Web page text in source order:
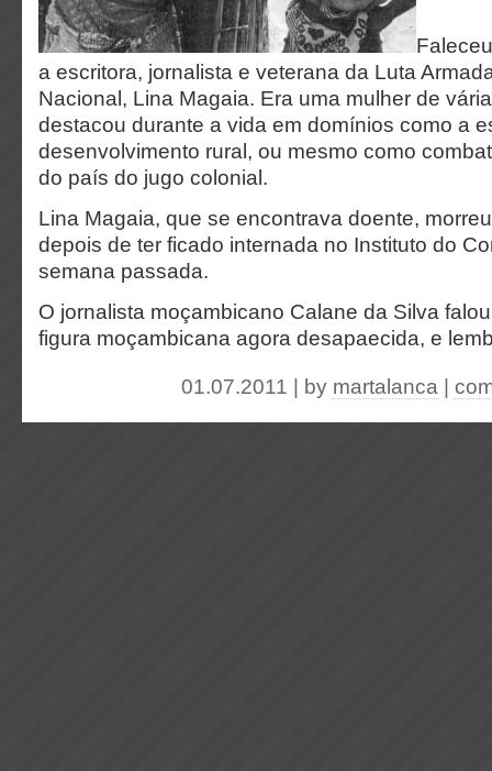
a escritora, jornalista e veterana da Luta
Nacional, Lina Magaia. Era uma mulher de
destacou durante a vida em domínios como a
desenvolvimento rural, ou mesmo como
do país do jugo colonial.
Lina Magaia, que se encontrava doente,
depois de ter ficado internada no Instituto do
semana passada.
O jornalista moçambicano Calane da Silva
figura moçambicana agora desapaecida, e
01.07.2011 | by martalanca